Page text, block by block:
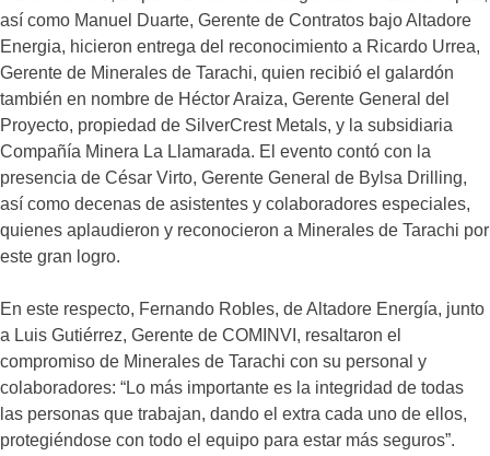
así como Manuel Duarte, Gerente de Contratos bajo Altadore
Energia, hicieron entrega del reconocimiento a Ricardo Urrea,
Gerente de Minerales de Tarachi, quien recibió el galardón
también en nombre de Héctor Araiza, Gerente General del
Proyecto, propiedad de SilverCrest Metals, y la subsidiaria
Compañía Minera La Llamarada. El evento contó con la
presencia de César Virto, Gerente General de Bylsa Drilling,
así como decenas de asistentes y colaboradores especiales,
quienes aplaudieron y reconocieron a Minerales de Tarachi por
este gran logro.
En este respecto, Fernando Robles, de Altadore Energía, junto
a Luis Gutiérrez, Gerente de COMINVI, resaltaron el
compromiso de Minerales de Tarachi con su personal y
colaboradores: “Lo más importante es la integridad de todas
las personas que trabajan, dando el extra cada uno de ellos,
protegiéndose con todo el equipo para estar más seguros”.